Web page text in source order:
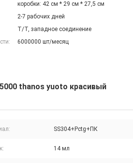
коробки: 42 см * 29 см * 27,5 см
2-7 рабочих дней
T/T, западное соединение
6000000 шт/месяц
thanos yuoto красивый
SS304+Pctg+ПК
14 мл